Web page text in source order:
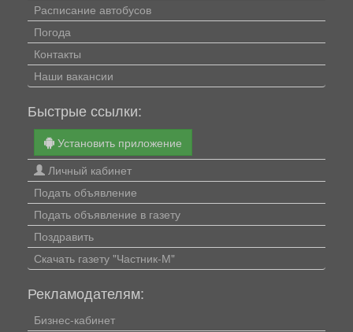
Расписание автобусов
Погода
Контакты
Наши вакансии
Быстрые ссылки:
Установить приложение
Личный кабинет
Подать объявление
Подать объявление в газету
Поздравить
Скачать газету "Частник-М"
Рекламодателям:
Бизнес-кабинет